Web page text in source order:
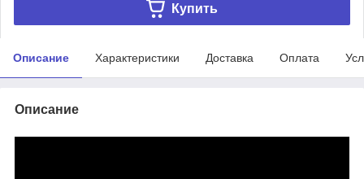
Купить
Описание Характеристики Доставка Оплата
Описание